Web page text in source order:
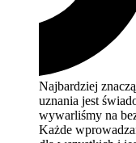
Najbardziej
uznania jest
wywarliśmy na
Każde